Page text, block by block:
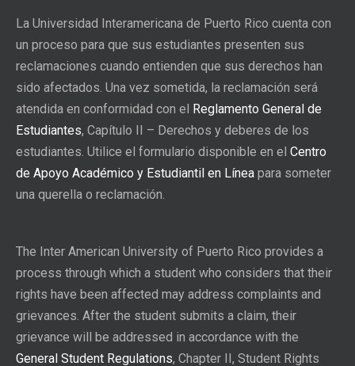
La Universidad Interamericana de Puerto Rico cuenta con
un proceso para que sus estudiantes presenten sus
reclamaciones cuando entienden que sus derechos han
sido afectados. Una vez sometida, la reclamación será
atendida en conformidad con el Reglamento General de
Estudiantes, Capítulo II – Derechos y deberes de los
estudiantes. Utilice el formulario disponible en el Centro
de Apoyo Académico y Estudiantil en Línea para someter
una querella o reclamación.
The Inter American University of Puerto Rico provides a
process through which a student who considers that their
rights have been affected may address complaints and
grievances. After the student submits a claim, their
grievance will be addressed in accordance with the
General Student Regulations, Chapter II, Student Rights